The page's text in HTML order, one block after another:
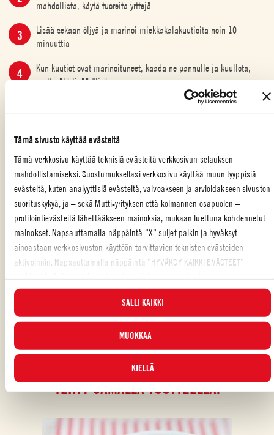
Tämä sivusto käyttää evästeitä
Tämä verkkosivu käyttää teknisiä evästeitä verkkosivun selauksen
mahdollistamiseksi. Suostumuksellasi verkkosivu käyttää muun tyyppisiä
evästeitä, kuten analyyttisiä evästeitä, valvoakseen ja arvioidakseen sivuston
suorituskykyä, ja – sekä Mutti-yrityksen että kolmannen osapuolen –
profilointievästeitä lähettääkseen mainoksia, mukaan luettuna kohdennetut
mainokset. Napsauttamalla näppäintä ”X” suljet palkin ja hyväksyt
ainoastaan verkkosivuston käyttöön tarvittavien teknisten evästeiden
aktivoinnin. Napsauttamalla näppäintä ”HYVÄKSY KAIKKI EVÄSTEET”
profilointievästeet. Voit valita milloin tahansa, mitkä evästeet hyväksyt, ja
katsella päivitettyä evästeluetteloa ”HALLINNOI”-painikkeesta. Lisätietoja
varten tutustuEvästekäytäntöömme.
SALLI KAIKKI
MUOKKAA
KIELLÄ
mahdollista, käytä tuoreita yrttejä
Lisää sekaan öljyä ja marinoi miekkakalakuutioita noin 10
minuuttia
Kun kuutiot ovat marinoituneet, kaada ne pannulle ja kuullota,
mutta älä lisää öljyä
Paista korkealla lämmöllä, jotta pinnasta tulee rapea, 5 tai 6
Kaada sekaan paseerattu tomaatti, lisää ripaus suolaa ja keitä
kastike kokoon
PÄÄRUOKA,KALA
Piditkö reseptistä?
TEHTY SAMALLA TUOTTEELLA: